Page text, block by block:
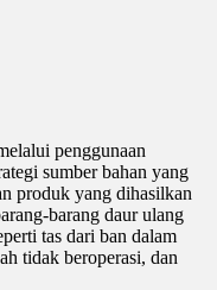
penggunaan
sumber bahan yang
produk yang dihasilkan
barang daur ulang
tas dari ban dalam
tidak beroperasi, dan